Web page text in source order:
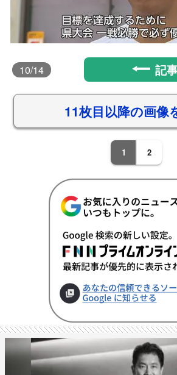
10/14 記
11枚目以降の画像
1 2